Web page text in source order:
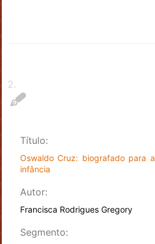
2.
Título:
Oswaldo Cruz: biografado para a
infância
Autor:
Francisca Rodrigues Gregory
Segmento: